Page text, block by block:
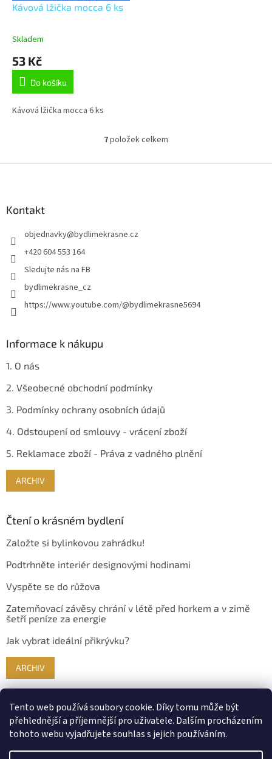
Tento web používá soubory cookie. Díky tomu může být
přehlednější a příjemnější pro uživatele. Dalším procházením
tohoto webu vyjadřujete souhlas s jejich používáním.
Kávová lžička mocca 6 ks
Skladem
53 Kč
Do košíku
Kávová lžička mocca 6 ks
O
l
p
ý
7položek celkem
Kontakt
objednavky@bydlimekrasne.cz
+420 604 553 164
Sledujte nás na FB
bydlimekrasne_cz
https://www.youtube.com/@bydlimekrasne5694
Informace k nákupu
1. O nás
2. Všeobecné obchodní podmínky
3. Podmínky ochrany osobních údajů
4. Odstoupení od smlouvy - vrácení zboží
5. Reklamace zboží - Práva z vadného plnění
ARCHIV
Čtení o krásném bydlení
Založte si bylinkovou zahrádku!
Podtrhněte interiér designovými hodinami
Vyspěte se do růžova
Zatemňovací závěsy chrání v létě před horkem a v zimě
šetří peníze za energie
Jak vybrat ideální přikrývku?
ARCHIV